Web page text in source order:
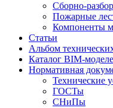
Сборно-
Пожарные
Компоненты
Статьи
Альбом
Каталог BIM-
Нормативная
Технические
ГОСТы
СНиПы